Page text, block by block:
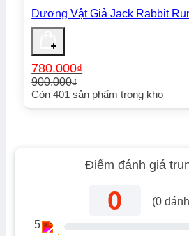
Dương Vật Giả Jack Rabbit
900.000₫
Giá
780.000₫
Giá
Còn401 sản phẩm trong kho
Điểm đánh giá
0 (0
5